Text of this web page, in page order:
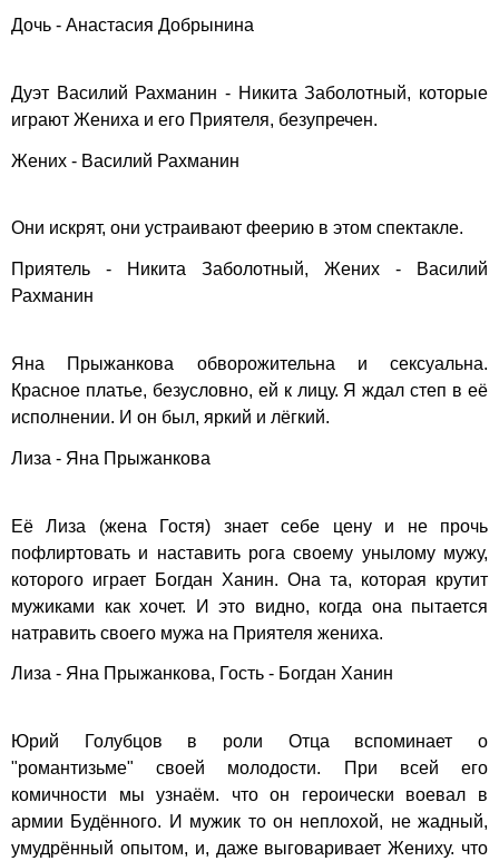
Дочь - Анастасия Добрынина
Дуэт Василий Рахманин - Никита Заболотный, которые
играют Жениха и его Приятеля, безупречен.
Жених - Василий Рахманин
Они искрят, они устраивают феерию в этом спектакле.
Приятель - Никита Заболотный, Жених - Василий
Рахманин
Яна Прыжанкова обворожительна и сексуальна.
Красное платье, безусловно, ей к лицу. Я ждал степ в её
исполнении. И он был, яркий и лёгкий.
Лиза - Яна Прыжанкова
Её Лиза (жена Гостя) знает себе цену и не прочь
пофлиртовать и наставить рога своему унылому мужу,
которого играет Богдан Ханин. Она та, которая крутит
мужиками как хочет. И это видно, когда она пытается
натравить своего мужа на Приятеля жениха.
Лиза - Яна Прыжанкова, Гость - Богдан Ханин
Юрий Голубцов в роли Отца вспоминает о
"романтизьме" своей молодости. При всей его
комичности мы узнаём. что он героически воевал в
армии Будённого. И мужик то он неплохой, не жадный,
умудрённый опытом, и, даже выговаривает Жениху. что